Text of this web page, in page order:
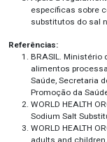
específicas sobre
substitutos do sal
Referências:
BRASIL. Ministério
alimentos
Saúde, Secretaria
Promoção da
WORLD HEALTH
Sodium Salt
WORLD HEALTH
adults and children.